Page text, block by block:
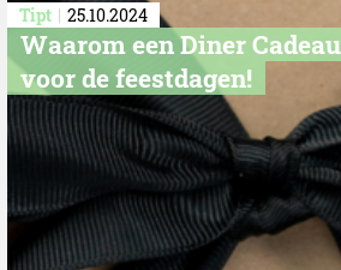
Tipt 25.10.2024
Waarom een Diner
voor de feestdagen!